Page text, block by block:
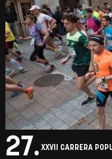
27. XXVII CARRERA